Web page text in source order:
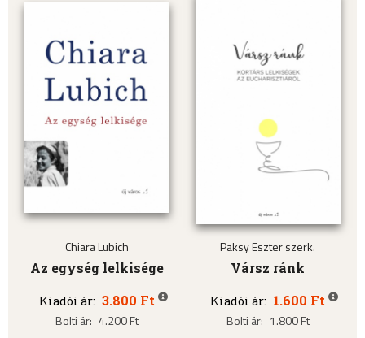
Chiara Lubich
Az egység lelkisége
Kiadói ár: 3.800 Ft
Bolti ár: 4.200 Ft
Paksy Eszter szerk.
Vársz ránk
Kiadói ár: 1.600 Ft
Bolti ár: 1.800 Ft